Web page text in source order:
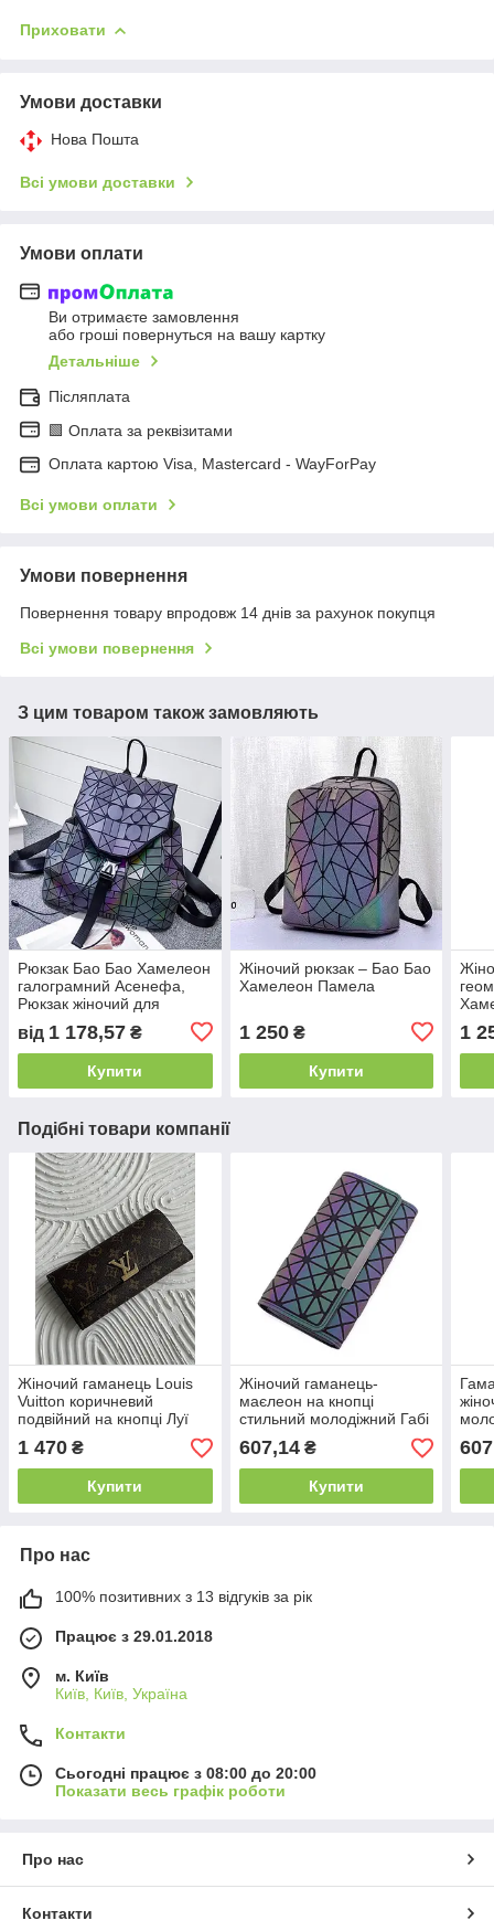
Приховати
Умови доставки
Нова Пошта
Всі умови доставки
Умови оплати
Ви отримаєте замовлення
або гроші повернуться на вашу картку
Детальніше
Післяплата
🟩 Оплата за реквізитами
Оплата картою Visa, Mastercard - WayForPay
Всі умови оплати
Умови повернення
Повернення товару впродовж 14 днів за рахунок покупця
Всі умови повернення
З цим товаром також замовляють
Рюкзак Бао Бао Хамелеон
галограмний Асенефа,
Рюкзак жіночий для
від 1 178,57 ₴
Купити
Жіночий рюкзак – Бао Бао
Хамелеон Памела
1 250₴
Купити
1
Подібні товари компанії
Жіночий гаманець Louis
Vuitton коричневий
подвійний на кнопці Луї
Віттон
1 470 ₴
Купити
Жіночий гаманець-
маєлеон на кнопці
стильний молодіжний Габі
607,14₴
Купити
Бао
Про нас
100% позитивних з 13 відгуків за рік
Працює з 29.01.2018
м. Київ
Київ, Київ, Україна
Контакти
Сьогодні працює з 08:00 до 20:00
Показати весь графік роботи
Про нас
Контакти